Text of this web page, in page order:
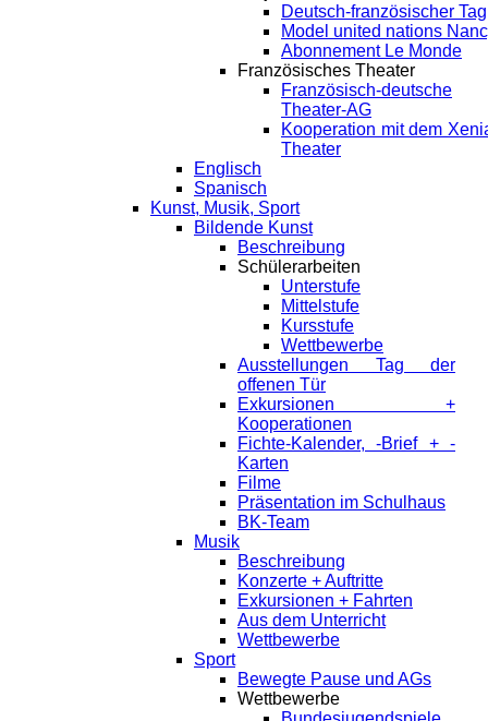
Deutsch-französischer Tag
Model united nations
Abonnement Le Monde
Französisches Theater
Französisch-deutsche
Theater-AG
Kooperation mit dem
Theater
Englisch
Spanisch
Kunst, Musik, Sport
Bildende Kunst
Beschreibung
Schülerarbeiten
Unterstufe
Mittelstufe
Kursstufe
Wettbewerbe
Ausstellungen Tag der
offenen Tür
Exkursionen +
Kooperationen
Fichte-Kalender, -Brief + -
Karten
Filme
Präsentation im Schulhaus
BK-Team
Musik
Beschreibung
Konzerte + Auftritte
Exkursionen + Fahrten
Aus dem Unterricht
Wettbewerbe
Sport
Bewegte Pause und AGs
Wettbewerbe